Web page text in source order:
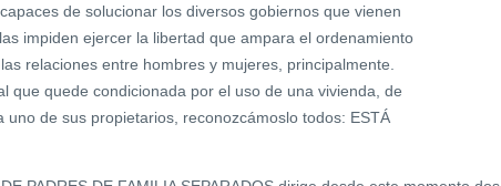
de solucionar los diversos gobiernos que vienen
impiden ejercer la libertad que ampara el ordenamiento
relaciones entre hombres y mujeres, principalmente.
que quede condicionada por el uso de una vivienda, de
uno de sus propietarios, reconozcámoslo todos: ESTÁ